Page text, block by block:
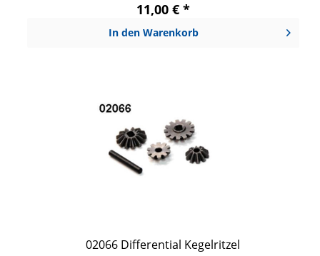
11,00 € *
In den Warenkorb
02066 Differential Kegelritzel